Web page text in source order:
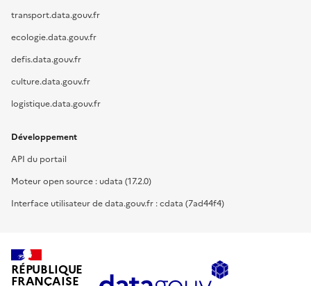
transport.data.gouv.fr
ecologie.data.gouv.fr
defis.data.gouv.fr
culture.data.gouv.fr
logistique.data.gouv.fr
Développement
API du portail
Moteur open source : udata (17.2.0)
Interface utilisateur de data.gouv.fr : cdata (7ad44f4)
RÉPUBLIQUE
FRANÇAISE